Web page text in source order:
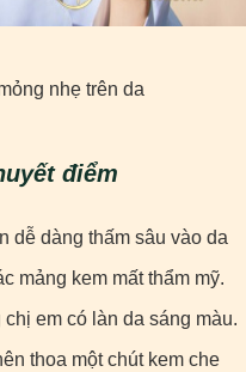
nhẹ trên da
điểm
dễ dàng thấm sâu vào da
mảng kem mất thẩm mỹ.
em có làn da sáng màu.
thoa một chút kem che